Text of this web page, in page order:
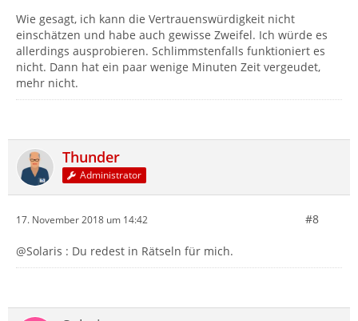
Wie gesagt, ich kann die Vertrauenswürdigkeit nicht
einschätzen und habe auch gewisse Zweifel. Ich würde es
allerdings ausprobieren. Schlimmstenfalls funktioniert es
nicht. Dann hat ein paar wenige Minuten Zeit vergeudet,
mehr nicht.
Thunder
Administrator
17. November 2018 um 14:42 #8
@Solaris : Du redest in Rätseln für mich.